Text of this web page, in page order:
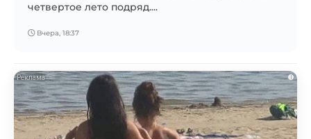
четвертое лето подряд....
Вчера, 18:37
i